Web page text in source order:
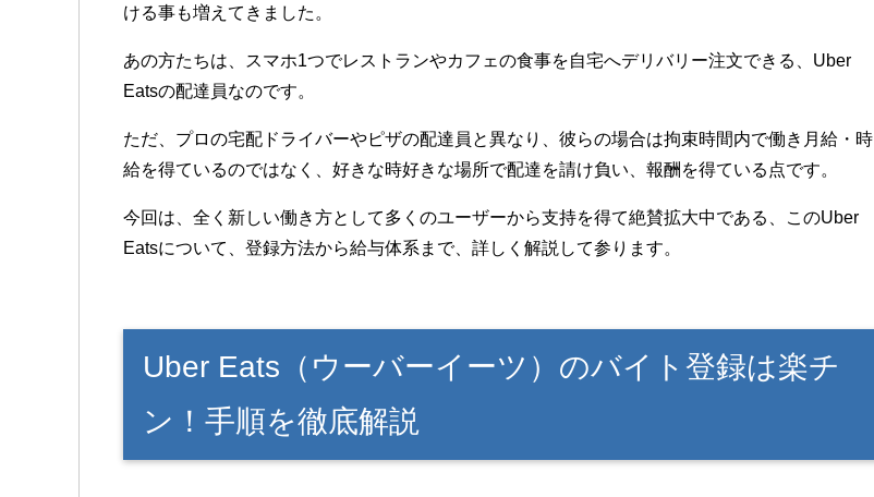
ける事も増えてきました。
あの方たちは、スマホ1つでレストランやカフェの食事を自宅へデリバリー注文できる、Uber
Eatsの配達員なのです。
ただ、プロの宅配ドライバーやピザの配達員と異なり、彼らの場合は拘束時間内で働き月給・時
給を得ているのではなく、好きな時好きな場所で配達を請け負い、報酬を得ている点です。
今回は、全く新しい働き方として多くのユーザーから支持を得て絶賛拡大中である、このUber
Eatsについて、登録方法から給与体系まで、詳しく解説して参ります。
Uber Eats（ウーバーイーツ）のバイト登録は楽チ
ン！手順を徹底解説